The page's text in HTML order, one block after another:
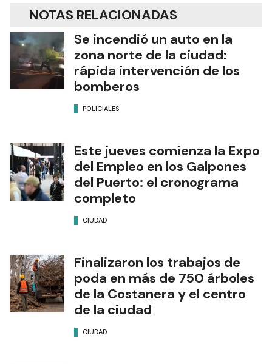
NOTAS RELACIONADAS
Se incendió un auto en la
zona norte de la ciudad:
rápida intervención de los
bomberos
POLICIALES
Este jueves comienza la Expo
del Empleo en los Galpones
del Puerto: el cronograma
completo
CIUDAD
Finalizaron los trabajos de
poda en más de 750 árboles
de la Costanera y el centro
de la ciudad
CIUDAD